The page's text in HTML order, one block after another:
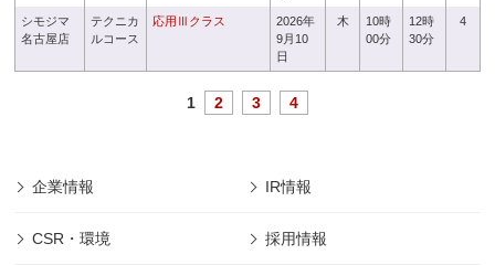
シモジマ
名古屋店
テクニカ
ルコース
応用Ⅲクラス
2026年
9月10
日
木
10時
00分
12時
30分
4
1 2 3 4
企業情報 IR情報
CSR・環境 採用情報